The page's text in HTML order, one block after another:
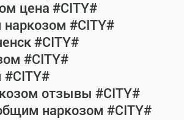
цена #CITY#
#CITY#
#CITY#
#CITY#
#CITY#
отзывы #CITY#
наркозом #CITY#